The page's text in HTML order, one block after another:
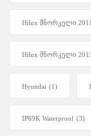
Hilux შნორკელი 2011
Hilux შნორკელი
Hyundai (1)
IP69K Waterproof (3)